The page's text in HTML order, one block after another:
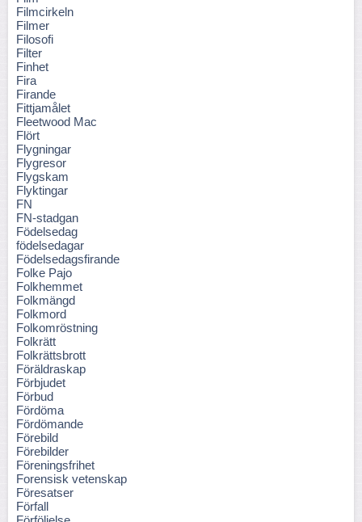
Filmcirkeln
Filmer
Filosofi
Filter
Finhet
Fira
Firande
Fittjamålet
Fleetwood Mac
Flört
Flygningar
Flygresor
Flygskam
Flyktingar
FN
FN-stadgan
Födelsedag
födelsedagar
Födelsedagsfirande
Folke Pajo
Folkhemmet
Folkmängd
Folkmord
Folkomröstning
Folkrätt
Folkrättsbrott
Föräldraskap
Förbjudet
Förbud
Fördöma
Fördömande
Förebild
Förebilder
Föreningsfrihet
Forensisk vetenskap
Föresatser
Förfall